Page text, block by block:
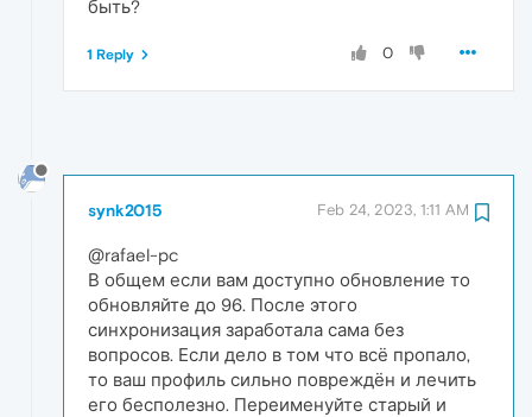
быть?
0
1 Reply
synk2015 Feb 24, 2023, 1:11 AM
@rafael-pc
В общем если вам доступно обновление то
обновляйте до 96. После этого
синхронизация заработала сама без
вопросов. Если дело в том что всё пропало,
то ваш профиль сильно повреждён и лечить
его бесполезно. Переименуйте старый и